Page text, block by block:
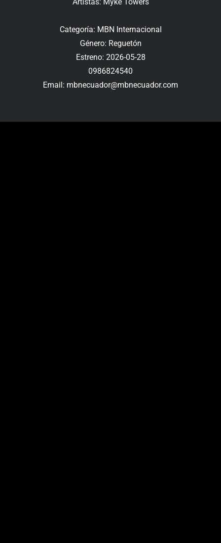
Artistas: Myke Towers
Categoría: MBN Internacional
Género: Reguetón
Estreno: 2026-05-28
0986824540
Email: mbnecuador@mbnecuador.com